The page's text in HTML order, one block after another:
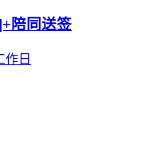
陪同送签
作日